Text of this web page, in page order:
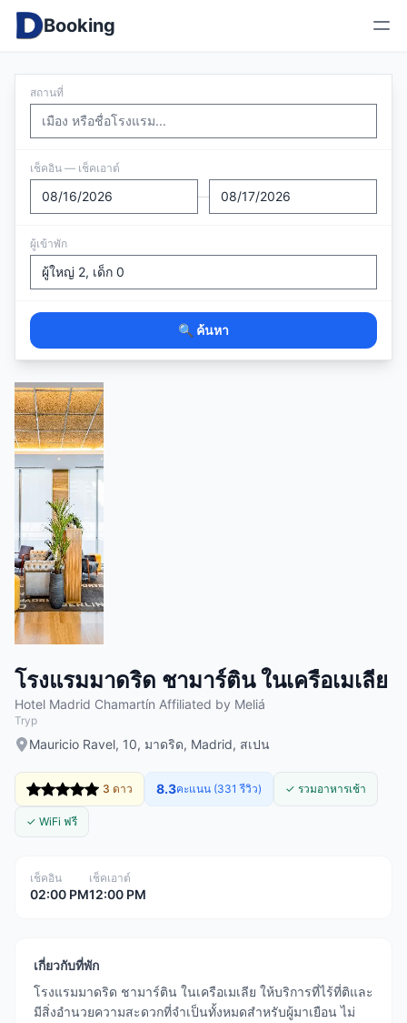
Booking
สถานที่
เช็คอิน — เช็คเอาต์
—
ผู้เข้าพัก
🔍 ค้นหา
โรงแรมมาดริด ชามาร์ติน ในเครือเมเลีย
Hotel Madrid Chamartín Affiliated by Meliá
Tryp
Mauricio Ravel, 10, มาดริด, Madrid, สเปน
3 ดาว 8.3คะแนน (331 รีวิว) ✓ รวมอาหารเช้า
✓ WiFi ฟรี
เช็คอิน
02:00 PM
เช็คเอาต์
12:00 PM
เกี่ยวกับที่พัก
โรงแรมมาดริด ชามาร์ติน ในเครือเมเลีย ให้บริการที่ไร้ที่ติและ
มีสิ่งอำนวยความสะดวกที่จำเป็นทั้งหมดสำหรับผู้มาเยือน ไม่